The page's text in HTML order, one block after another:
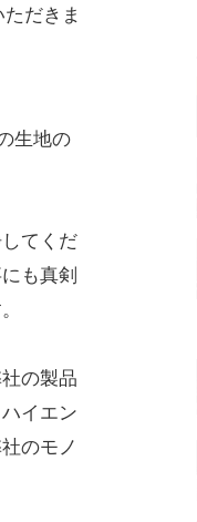
だきま
生地の
てくだ
も真剣
の製品
イエン
のモノ